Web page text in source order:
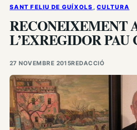
SANT FELIU DE GUÍXOLS , CULTURA
RECONEIXEMENT
L’EXREGIDOR PAU
27 NOVEMBRE 2015REDACCIÓ